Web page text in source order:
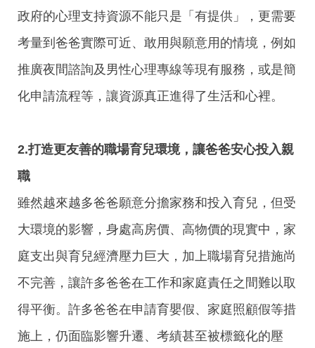
政府的心理支持資源不能只是「有提供」，更需要
考量到爸爸實際可近、敢用與願意用的情境，例如
推廣夜間諮詢及男性心理專線等現有服務，或是簡
化申請流程等，讓資源真正進得了生活和心裡。
2.打造更友善的職場育兒環境，讓爸爸安心投入親
職
雖然越來越多爸爸願意分擔家務和投入育兒，但受
大環境的影響，身處高房價、高物價的現實中，家
庭支出與育兒經濟壓力巨大，加上職場育兒措施尚
不完善，讓許多爸爸在工作和家庭責任之間難以取
得平衡。許多爸爸在申請育嬰假、家庭照顧假等措
施上，仍面臨影響升遷、考績甚至被標籤化的壓